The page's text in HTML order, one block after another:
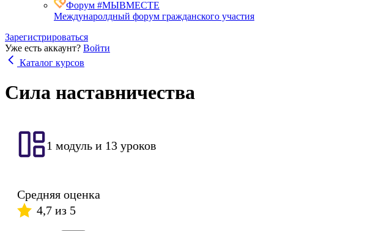
Форум #МЫВМЕСТЕ
Междунаролдный форум гражданского участия
Зарегистрироваться
Уже есть аккаунт? Войти
Каталог курсов
Сила наставничества
1 модуль и 13 уроков
Средняя оценка
4,7 из 5